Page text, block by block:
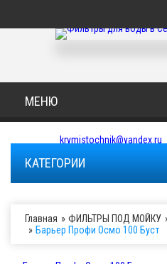
krymistochnik@yandex.ru
Новости
Оплата
Вопрос-ответ
КАТЕГОРИИ
Главная ФИЛЬТРЫ ПОД МОЙКУ
Барьер Профи Осмо 100 Буст